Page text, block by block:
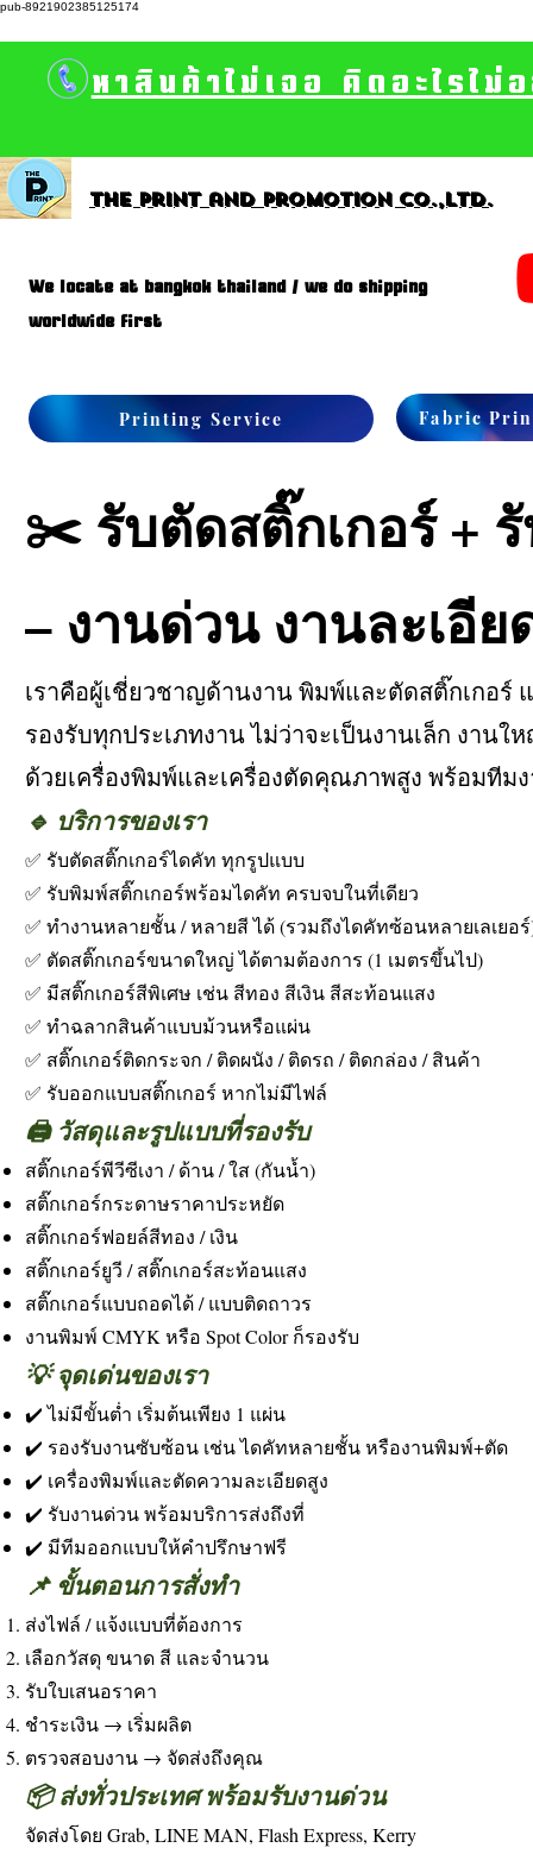
pub-8921902385125174
หาสินค้าไม่เจอ คิดอะไรไ
The print and promotion CO.,Ltd.
We locate at bangkok thailand / we do shipping
worldwide first
Printing Service Fabric
✂️ รับตัดสติ๊กเกอร์ +
– งานด่วน งานละเอี
เราคือผู้เชี่ยวชาญด้านงาน พิมพ์และตัดสติ๊กเกอร์
รองรับทุกประเภทงาน ไม่ว่าจะเป็นงานเล็ก งาน
ด้วยเครื่องพิมพ์และเครื่องตัดคุณภาพสูง พร้อมทีม
🔹 บริการของเรา
✅ รับตัดสติ๊กเกอร์ไดคัท ทุกรูปแบบ
✅ รับพิมพ์สติ๊กเกอร์พร้อมไดคัท ครบจบในที่เดียว
✅ ทำงานหลายชั้น / หลายสี ได้ (รวมถึงไดคัทซ้อนหลายเลเยอ
✅ ตัดสติ๊กเกอร์ขนาดใหญ่ ได้ตามต้องการ (1 เมตรขึ้นไป)
✅ มีสติ๊กเกอร์สีพิเศษ เช่น สีทอง สีเงิน สีสะท้อนแสง
✅ ทำฉลากสินค้าแบบม้วนหรือแผ่น
✅ สติ๊กเกอร์ติดกระจก / ติดผนัง / ติดรถ / ติดกล่อง / สินค้า
✅ รับออกแบบสติ๊กเกอร์ หากไม่มีไฟล์
🖨️ วัสดุและรูปแบบที่รองรับ
สติ๊กเกอร์พีวีซีเงา / ด้าน / ใส (กันน้ำ)
สติ๊กเกอร์กระดาษราคาประหยัด
สติ๊กเกอร์ฟอยล์สีทอง / เงิน
สติ๊กเกอร์ยูวี / สติ๊กเกอร์สะท้อนแสง
สติ๊กเกอร์แบบถอดได้ / แบบติดถาวร
งานพิมพ์ CMYK หรือ Spot Color ก็รองรับ
💡 จุดเด่นของเรา
✔️ ไม่มีขั้นต่ำ เริ่มต้นเพียง 1 แผ่น
✔️ รองรับงานซับซ้อน เช่น ไดคัทหลายชั้น หรืองานพิมพ์+ตัด
✔️ เครื่องพิมพ์และตัดความละเอียดสูง
✔️ รับงานด่วน พร้อมบริการส่งถึงที่
✔️ มีทีมออกแบบให้คำปรึกษาฟรี
📌 ขั้นตอนการสั่งทำ
ส่งไฟล์ / แจ้งแบบที่ต้องการ
เลือกวัสดุ ขนาด สี และจำนวน
รับใบเสนอราคา
ชำระเงิน → เริ่มผลิต
ตรวจสอบงาน → จัดส่งถึงคุณ
📦 ส่งทั่วประเทศ พร้อมรับงานด่วน
จัดส่งโดย Grab, LINE MAN, Flash Express, Kerry